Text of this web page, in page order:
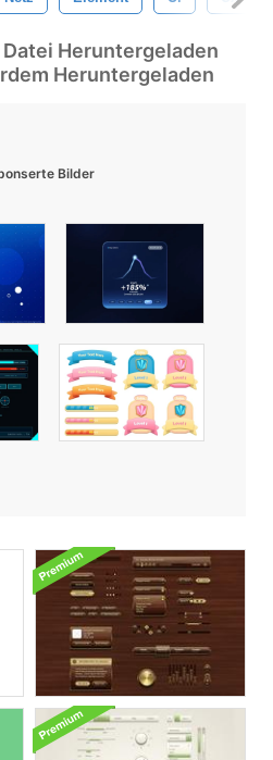
Heruntergeladen
Heruntergeladen
Bilder